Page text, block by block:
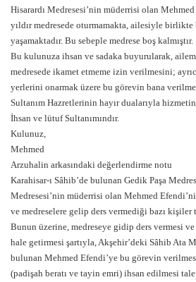
Hisarardı Medresesi’nin müderrisi olan
yıldır medresede oturmamakta, ailesiyle birlikte
yaşamaktadır. Bu sebeple medrese boş kalmıştır.
Bu kulunuza ihsan ve sadaka buyurularak,
medresede ikamet etmeme izin verilmesini;
yerlerini onarmak üzere bu görevin bana
Sultanım Hazretlerinin hayır dualarıyla
İhsan ve lütuf Sultanımındır.
Kulunuz,
Mehmed
Arzuhalin arkasındaki değerlendirme notu
Karahisar-ı Sâhib’de bulunan Gedik Paşa
Medresesi’nin müderrisi olan Mehmed
ve medreselere gelip ders vermediği bazı kişiler
Bunun üzerine, medreseye gidip ders vermesi
hale getirmesi şartıyla, Akşehir’deki Sâhib Ata
bulunan Mehmed Efendi’ye bu görevin
(padişah beratı ve tayin emri) ihsan edilmesi